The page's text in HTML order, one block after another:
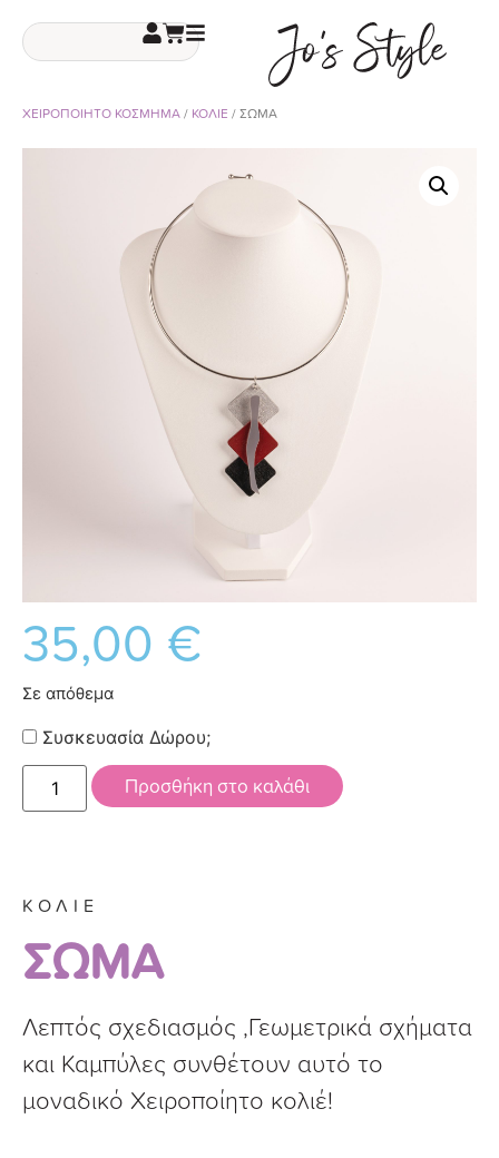
ΧΕΙΡΟΠΟΙΗΤΟ ΚΟΣΜΗΜΑ/ ΚΟΛΙΕ / ΣΩΜΑ
ΚΟΛΙΕ
ΣΩΜΑ
Λεπτός σχεδιασμός ,Γεωμετρικά σχήματα
και Καμπύλες συνθέτουν αυτό το
μοναδικό Χειροποίητο κολιέ!
35,00 €
Σε απόθεμα
Συσκευασία Δώρου;
Προσθήκη στο καλάθι